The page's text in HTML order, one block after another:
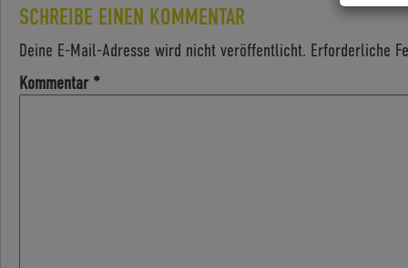
SCHREIBE EINEN KOMMENTAR
Deine E-Mail-Adresse wird nicht veröffentlicht. Erforderliche
Kommentar *